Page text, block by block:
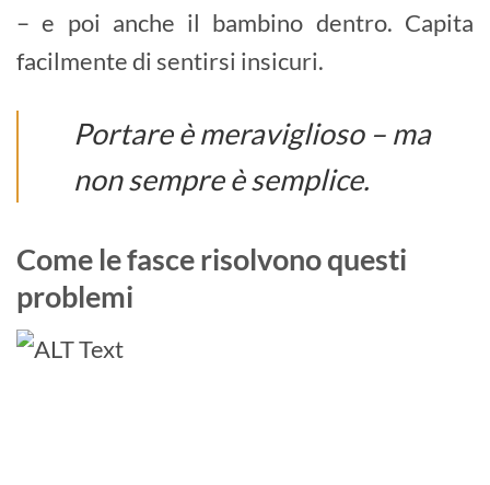
– e poi anche il bambino dentro. Capita
facilmente di sentirsi insicuri.
Portare è meraviglioso – ma
non sempre è semplice.
Come le fasce risolvono questi
problemi